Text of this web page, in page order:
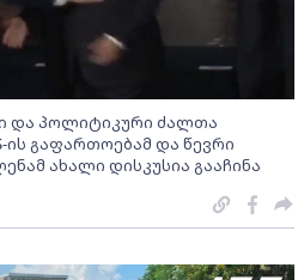
და პოლიტიკური ძალთა
ის გაფართოებამ და წევრი
ახალი დისკუსია გააჩინა